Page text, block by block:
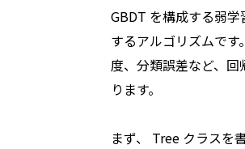
GBDT を構成する弱
するアルゴリズムで
度、分類誤差など、
ります。
まず、 Tree クラスを